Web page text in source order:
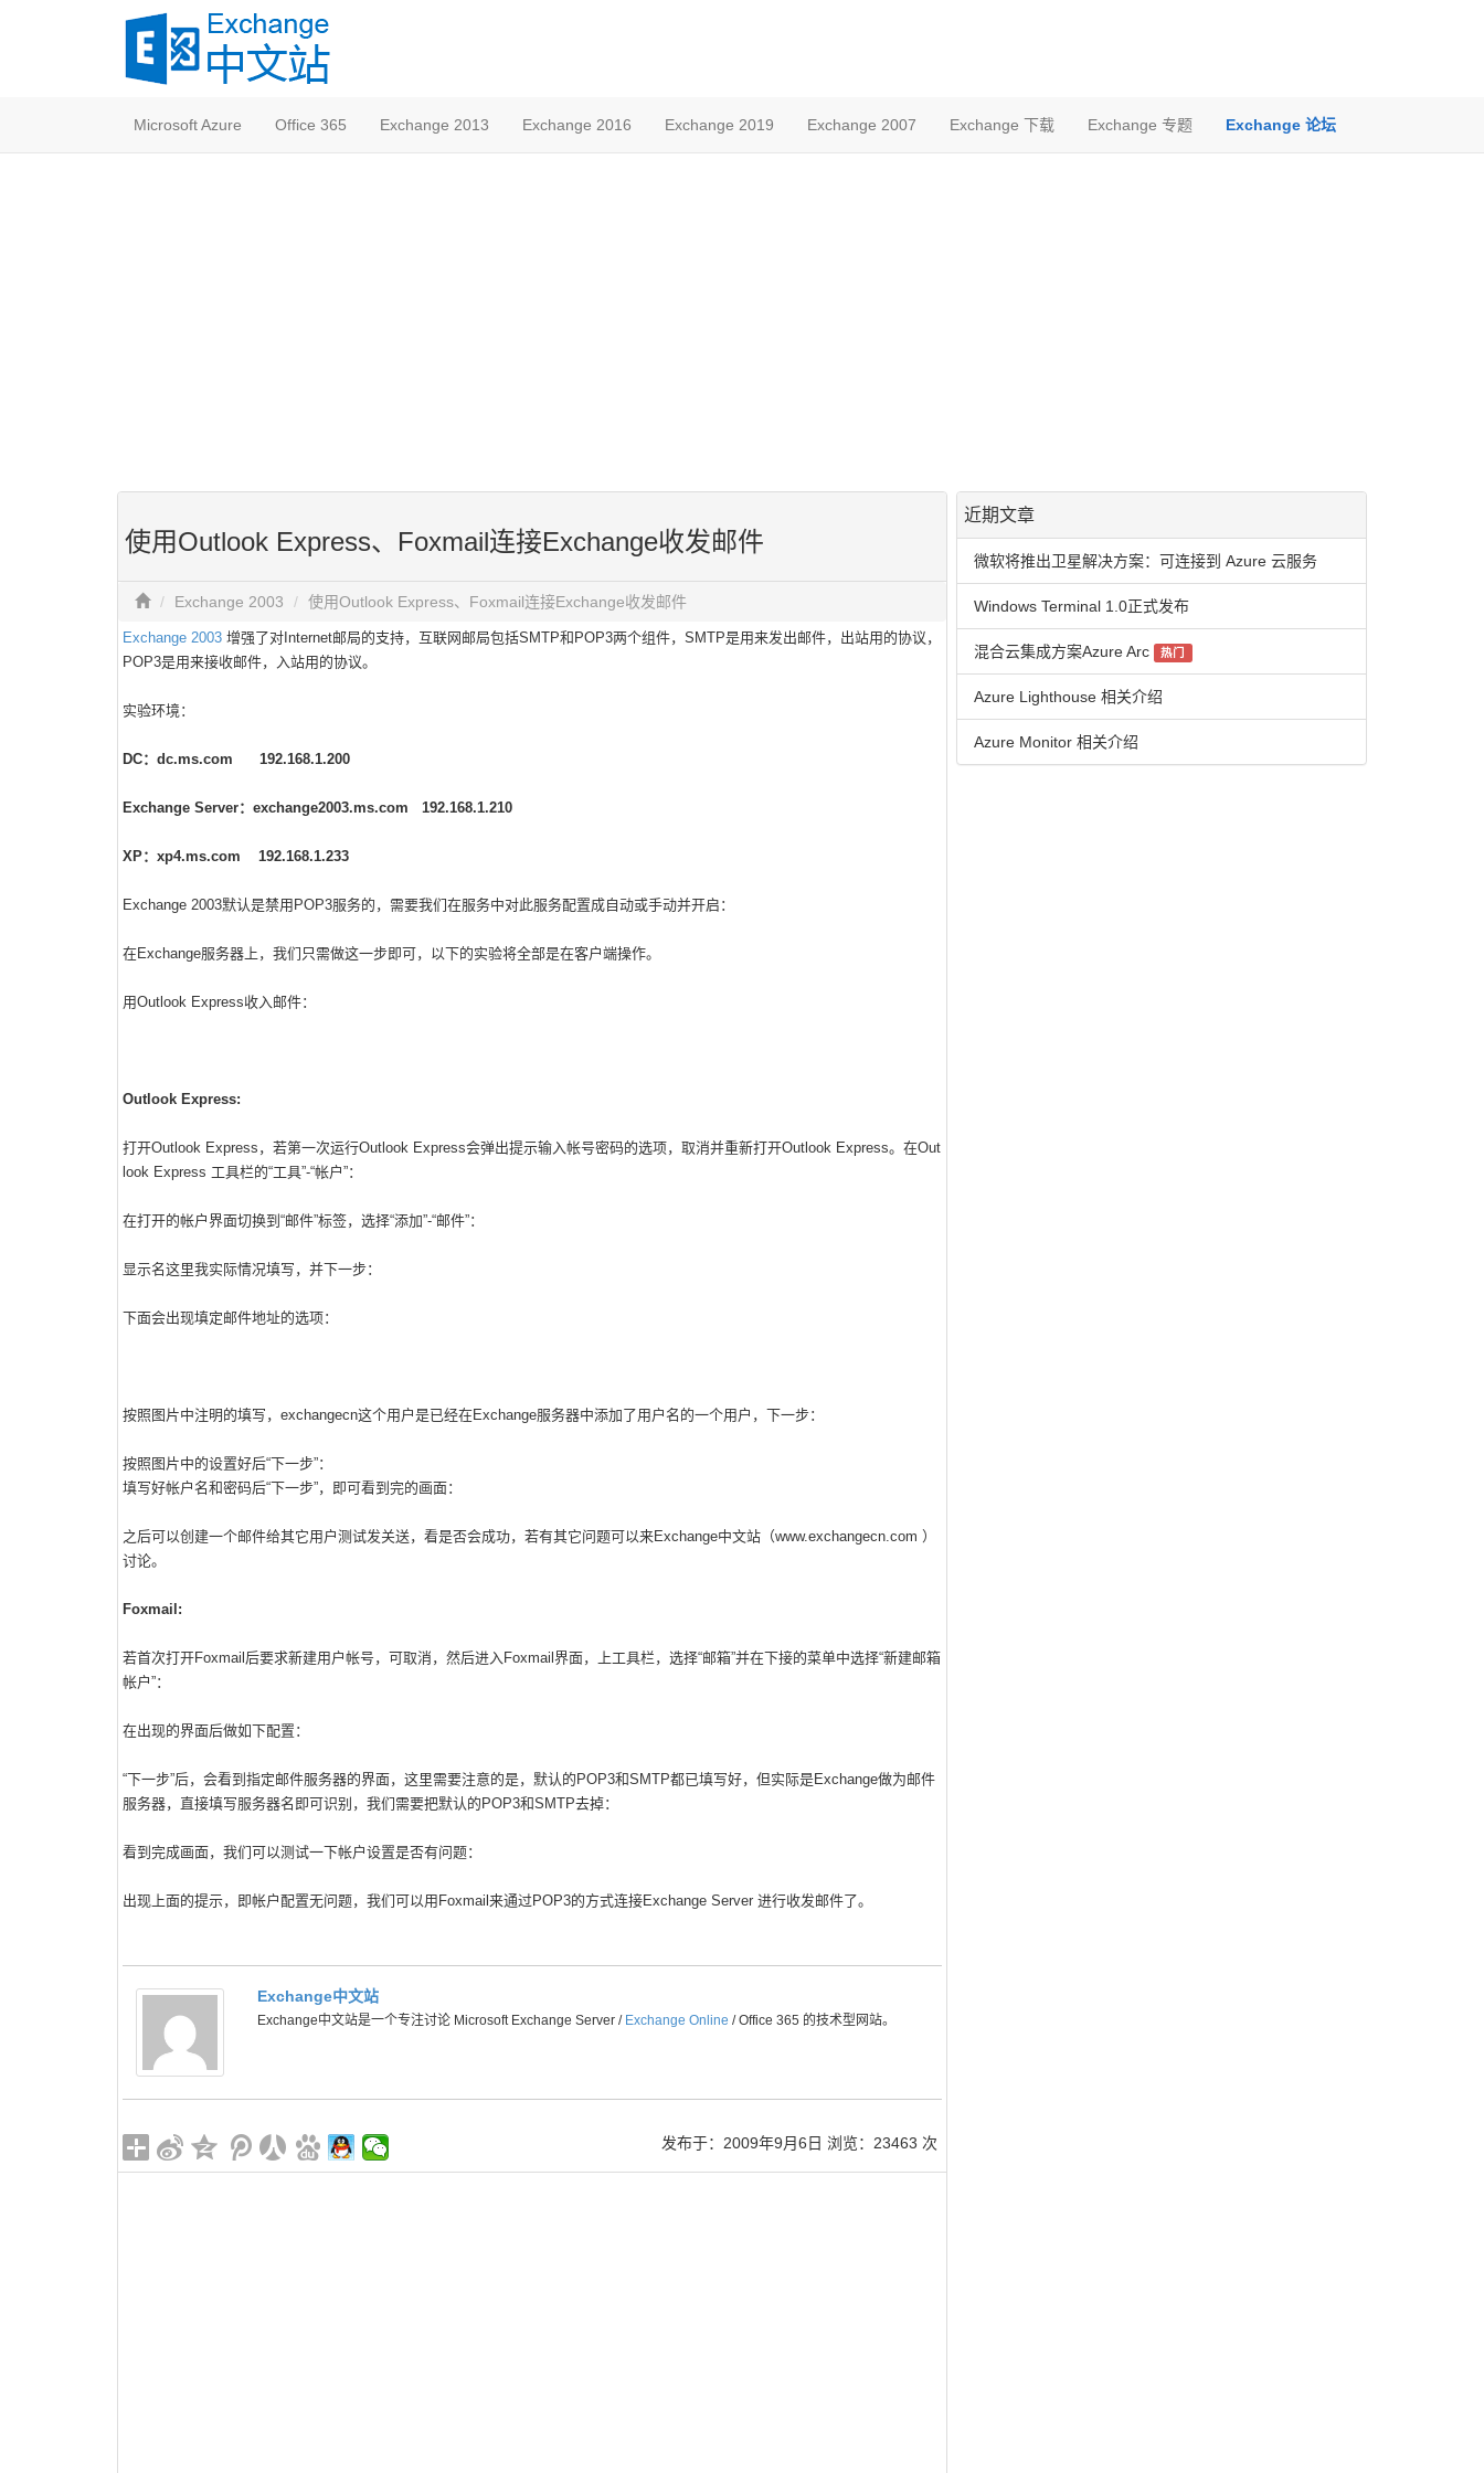
Microsoft Azure Office 365 Exchange 2013 Exchange 2016 Exchange 2019 Exchange 2007 Exchange 下载 Exchange 专题 Exchange 论坛
使用Outlook Express、Foxmail连接Exchange收发邮件
Exchange 2003 使用Outlook Express、Foxmail连接Exchange收发邮件
Exchange 2003 增强了对Internet邮局的支持，互联网邮局包括SMTP和POP3两个组件，SMTP是用来发出邮件，出站用的协议，
POP3是用来接收邮件，入站用的协议。
实验环境：
DC： dc.ms.com 192.168.1.200
Exchange Server： exchange2003.ms.com 192.168.1.210
XP： xp4.ms.com 192.168.1.233
Exchange 2003默认是禁用POP3服务的，需要我们在服务中对此服务配置成自动或手动并开启：
在Exchange服务器上，我们只需做这一步即可，以下的实验将全部是在客户端操作。
用Outlook Express收入邮件：
Outlook Express:
打开Outlook Express，若第一次运行Outlook Express会弹出提示输入帐号密码的选项，取消并重新打开Outlook Express。在Out
look Express 工具栏的“工具”-“帐户”：
在打开的帐户界面切换到“邮件”标签，选择“添加”-“邮件”：
显示名这里我实际情况填写，并下一步：
下面会出现填定邮件地址的选项：
按照图片中注明的填写，exchangecn这个用户是已经在Exchange服务器中添加了用户名的一个用户，下一步：
按照图片中的设置好后“下一步”：
填写好帐户名和密码后“下一步”，即可看到完的画面：
之后可以创建一个邮件给其它用户测试发关送，看是否会成功，若有其它问题可以来Exchange中文站（www.exchangecn.com ）
讨论。
Foxmail:
若首次打开Foxmail后要求新建用户帐号，可取消，然后进入Foxmail界面，上工具栏，选择“邮箱”并在下接的菜单中选择“新建邮箱
帐户”：
在出现的界面后做如下配置：
“下一步”后，会看到指定邮件服务器的界面，这里需要注意的是，默认的POP3和SMTP都已填写好，但实际是Exchange做为邮件
服务器，直接填写服务器名即可识别，我们需要把默认的POP3和SMTP去掉：
看到完成画面，我们可以测试一下帐户设置是否有问题：
出现上面的提示，即帐户配置无问题，我们可以用Foxmail来通过POP3的方式连接Exchange Server 进行收发邮件了。
Exchange中文站
Exchange中文站是一个专注讨论 Microsoft Exchange Server / Exchange Online / Office 365 的技术型网站。
发布于： 2009年9月6日 浏览：23463 次
近期文章
微软将推出卫星解决方案：可连接到 Azure 云服务
Windows Terminal 1.0正式发布
混合云集成方案Azure Arc 热门
Azure Lighthouse 相关介绍
Azure Monitor 相关介绍